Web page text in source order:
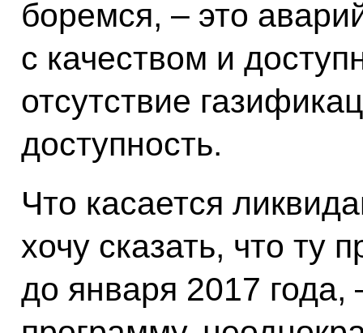
боремся, – это
с качеством и
отсутствие
доступность.
Что касается
хочу сказать, что ту
до января 2017 года,